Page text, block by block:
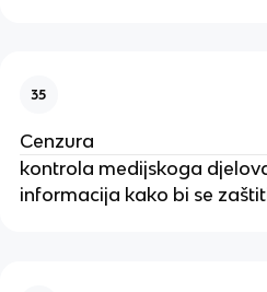
35
Cenzura
kontrola medijskoga
informacija kako bi se